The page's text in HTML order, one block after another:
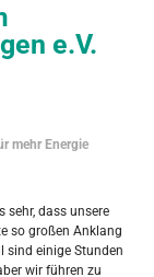
e.V.
mehr Energie
sehr, dass unsere
so großen Anklang
sind einige Stunden
wir führen zu